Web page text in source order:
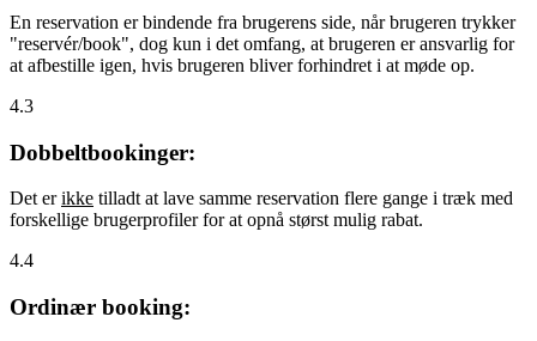
En reservation er bindende fra brugerens side, når brugeren trykker
"reservér/book", dog kun i det omfang, at brugeren er ansvarlig for
at afbestille igen, hvis brugeren bliver forhindret i at møde op.
4.3
Dobbeltbookinger:
Det erikke tilladt at lave samme reservation flere gange i træk med
forskellige brugerprofiler for at opnå størst mulig rabat.
4.4
Ordinær booking: